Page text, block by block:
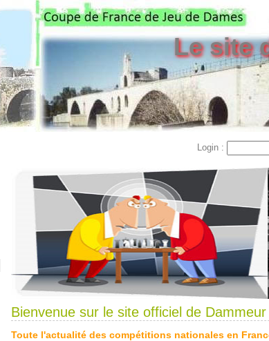
Le site
Login :
Bienvenue sur le site officiel de Dammeur
Toute l'actualité des compétitions nationales en